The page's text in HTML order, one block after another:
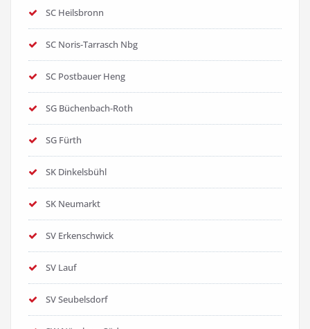
SC Heilsbronn
SC Noris-Tarrasch Nbg
SC Postbauer Heng
SG Büchenbach-Roth
SG Fürth
SK Dinkelsbühl
SK Neumarkt
SV Erkenschwick
SV Lauf
SV Seubelsdorf